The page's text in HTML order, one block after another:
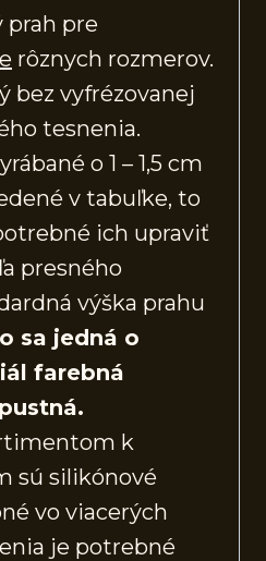
prah pre
rôznych rozmerov.
bez vyfrézovanej
tesnenia.
o 1 – 1,5 cm
v tabuľke, to
ich upraviť
presného
výška prahu
sa jedná o
farebná
k
sú silikónové
vo viacerých
je potrebné